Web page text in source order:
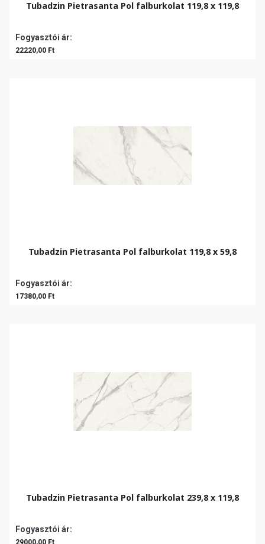
Tubadzin Pietrasanta Pol falburkolat 119,8 x 119,8
Fogyasztói ár:
22220,00 Ft
Tubadzin Pietrasanta Pol falburkolat 119,8 x 59,8
Fogyasztói ár:
17380,00 Ft
Tubadzin Pietrasanta Pol falburkolat 239,8 x 119,8
Fogyasztói ár:
29000,00 Ft